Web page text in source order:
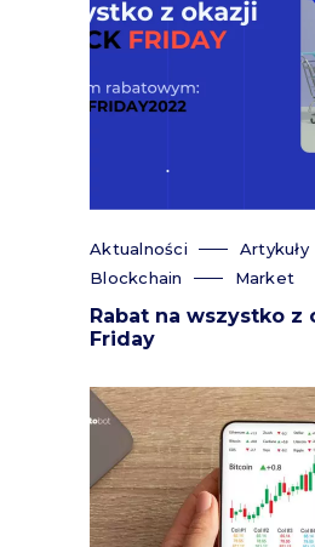
Aktualności
Artykuły
Blockchain
Market
Rabat na wszystko z
Friday